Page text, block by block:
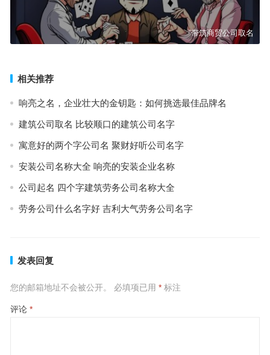
“带筑商贸公司取名
相关推荐
响亮之名，企业壮大的金钥匙：如何挑选最佳品牌名
建筑公司取名 比较顺口的建筑公司名字
寓意好的两个字公司名 聚财好听公司名字
安装公司名称大全 响亮的安装企业名称
公司起名 四个字建筑劳务公司名称大全
劳务公司什么名字好 吉利大气劳务公司名字
发表回复
您的邮箱地址不会被公开。 必填项已用 *标注
评论 *